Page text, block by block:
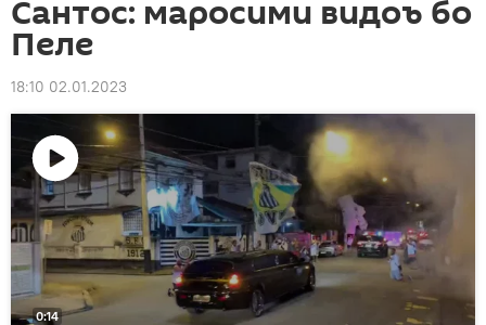
Сантос: маросими видоъ бо
Пеле
18:10 02.01.2023
Пахши
видео
0:14